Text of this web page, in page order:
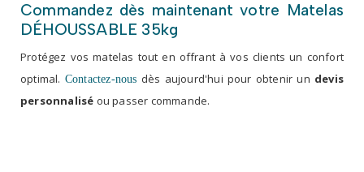
Commandez dès maintenant votre Matelas
DÉHOUSSABLE 35kg
Protégez vos matelas tout en offrant à vos clients un confort
optimal. Contactez-nous dès aujourd'hui pour obtenir un devis
personnalisé ou passer commande.